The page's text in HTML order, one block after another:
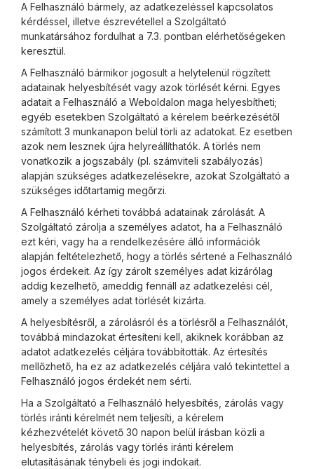
A Felhasználó bármely, az adatkezeléssel kapcsolatos
kérdéssel, illetve észrevétellel a Szolgáltató
munkatársához fordulhat a 7.3. pontban elérhetőségeken
keresztül.
A Felhasználó bármikor jogosult a helytelenül rögzített
adatainak helyesbítését vagy azok törlését kérni. Egyes
adatait a Felhasználó a Weboldalon maga helyesbítheti;
egyéb esetekben Szolgáltató a kérelem beérkezésétől
számított 3 munkanapon belül törli az adatokat. Ez esetben
azok nem lesznek újra helyreállíthatók. A törlés nem
vonatkozik a jogszabály (pl. számviteli szabályozás)
alapján szükséges adatkezelésekre, azokat Szolgáltató a
szükséges időtartamig megőrzi.
A Felhasználó kérheti továbbá adatainak zárolását. A
Szolgáltató zárolja a személyes adatot, ha a Felhasználó
ezt kéri, vagy ha a rendelkezésére álló információk
alapján feltételezhető, hogy a törlés sértené a Felhasználó
jogos érdekeit. Az így zárolt személyes adat kizárólag
addig kezelhető, ameddig fennáll az adatkezelési cél,
amely a személyes adat törlését kizárta.
A helyesbítésről, a zárolásról és a törlésről a Felhasználót,
továbbá mindazokat értesíteni kell, akiknek korábban az
adatot adatkezelés céljára továbbították. Az értesítés
mellőzhető, ha ez az adatkezelés céljára való tekintettel a
Felhasználó jogos érdekét nem sérti.
Ha a Szolgáltató a Felhasználó helyesbítés, zárolás vagy
törlés iránti kérelmét nem teljesíti, a kérelem
kézhezvételét követő 30 napon belül írásban közli a
helyesbítés, zárolás vagy törlés iránti kérelem
elutasításának ténybeli és jogi indokait.